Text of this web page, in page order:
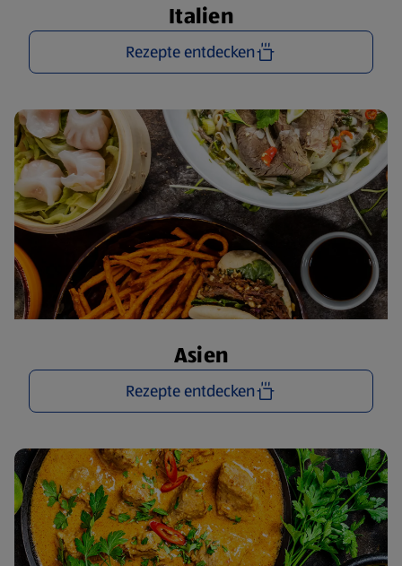
Italien
Rezepte entdecken
Asien
Rezepte entdecken